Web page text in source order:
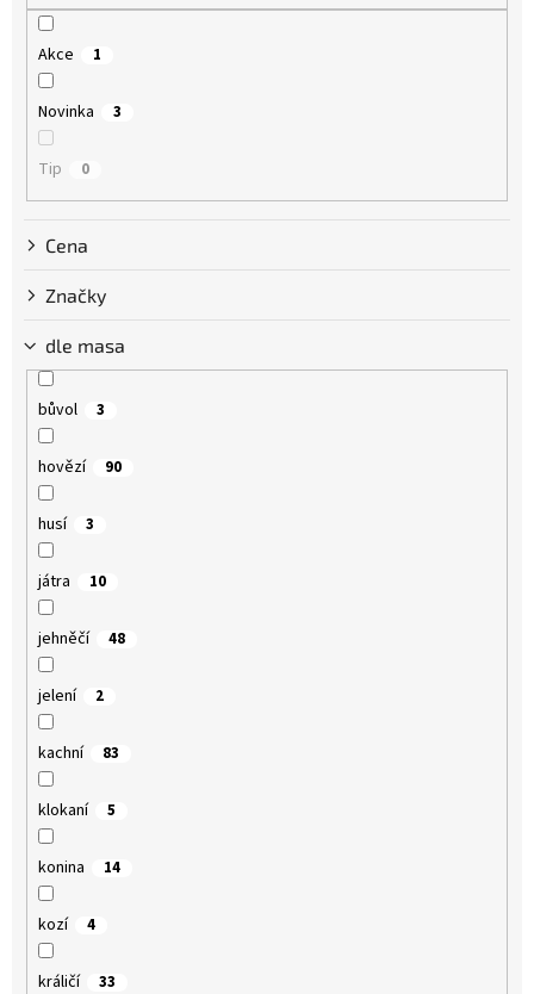
Akce 1
Novinka 3
Tip 0
Cena
Značky
dle masa
bůvol 3
hovězí 90
husí 3
játra 10
jehněčí 48
jelení 2
kachní 83
klokaní 5
konina 14
kozí 4
králičí 33